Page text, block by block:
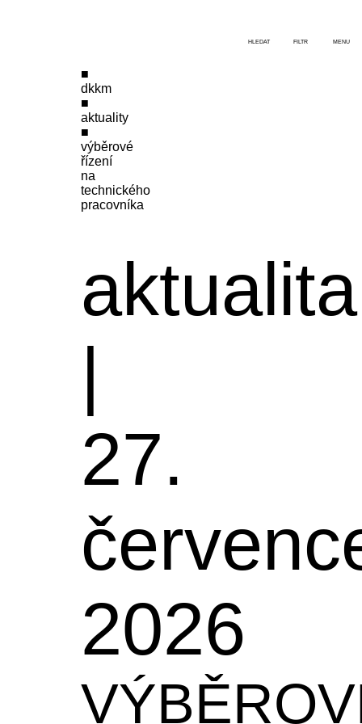
dkkm
aktuality
výběrové
řízení
na
technického
pracovníka
aktualita
|
27.
2026
HLEDAT FILTR MENU